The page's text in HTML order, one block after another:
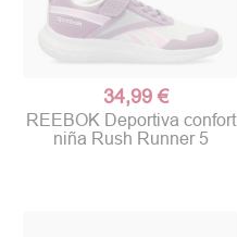
34,99 €
REEBOK Deportiva confort
niña Rush Runner 5